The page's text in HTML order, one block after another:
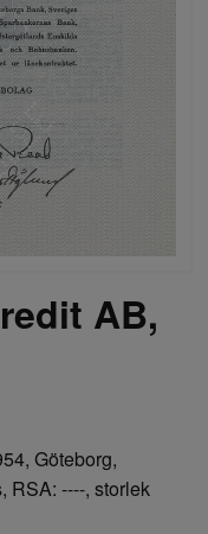
AB,
Göteborg,
RSA: ----, storlek